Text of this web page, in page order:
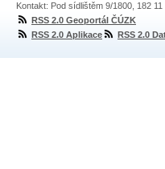
Kontakt: Pod sídlištěm 9/1800, 182
RSS 2.0 Geoportál ČÚZK
RSS 2.0 Aplikace
RSS 2.0